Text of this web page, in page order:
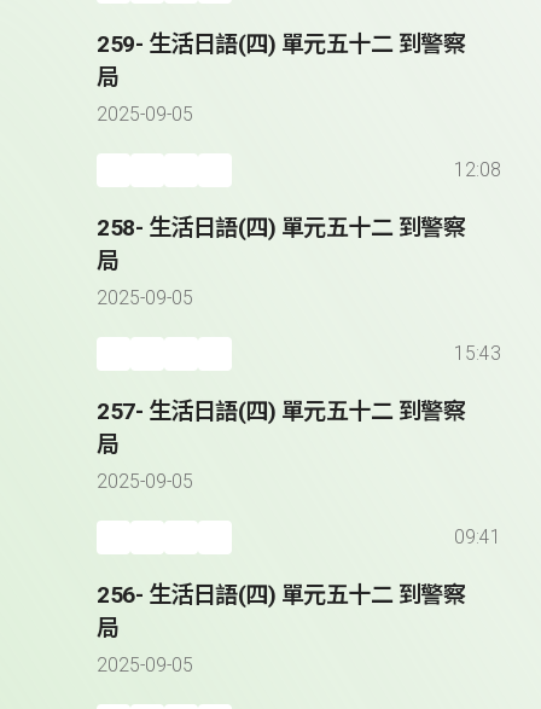
259- 生活日語(四) 單元五十二 到警察
局
2025-09-05
12:08
258- 生活日語(四) 單元五十二 到警察
局
2025-09-05
15:43
257- 生活日語(四) 單元五十二 到警察
局
2025-09-05
09:41
256- 生活日語(四) 單元五十二 到警察
局
2025-09-05